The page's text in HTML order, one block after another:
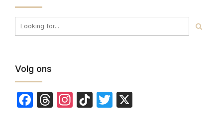
Volg ons
Facebook
Threads
Instagram
TikTokTwitter